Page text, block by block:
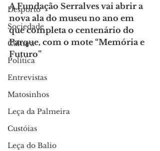
Desporto
Sociedade
Cultura
Política
Entrevistas
Matosinhos
Leça da Palmeira
Custóias
Leça do Balio
A Fundação Serralves vai abrir a
nova ala do museu no ano em
que completa o centenário do
Parque, com o mote “Memória e
Futuro”